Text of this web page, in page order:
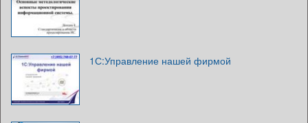
1С:Управление нашей фирмой